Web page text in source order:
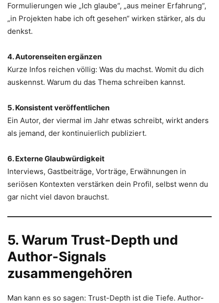
Formulierungen wie „Ich glaube“, „aus meiner Erfahrung“,
„in Projekten habe ich oft gesehen“ wirken stärker, als du
denkst.
4. Autorenseiten ergänzen
Kurze Infos reichen völlig: Was du machst. Womit du dich
auskennst. Warum du das Thema schreiben kannst.
5. Konsistent veröffentlichen
Ein Autor, der viermal im Jahr etwas schreibt, wirkt anders
als jemand, der kontinuierlich publiziert.
6. Externe Glaubwürdigkeit
Interviews, Gastbeiträge, Vorträge, Erwähnungen in
seriösen Kontexten verstärken dein Profil, selbst wenn du
gar nicht viel davon brauchst.
5. Warum Trust-Depth und
Author-Signals
zusammengehören
Man kann es so sagen: Trust-Depth ist die Tiefe. Author-